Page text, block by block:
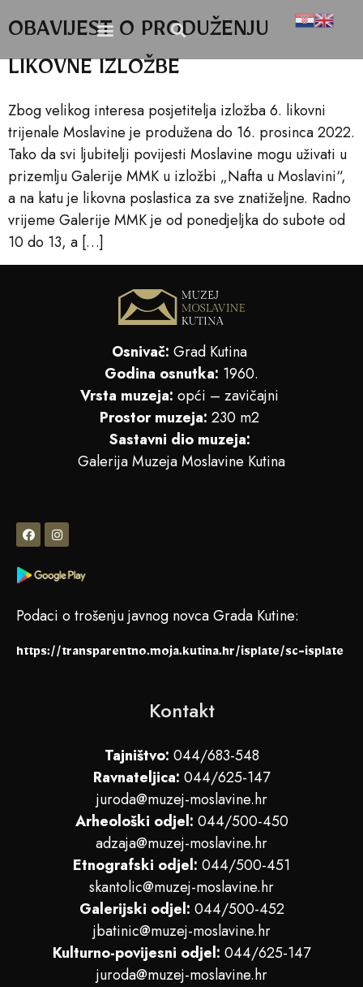
OBAVIJEST O PRODUŽENJU
LIKOVNE IZLOŽBE
Zbog velikog interesa posjetitelja izložba 6. likovni
trijenale Moslavine je produžena do 16. prosinca 2022.
Tako da svi ljubitelji povijesti Moslavine mogu uživati u
prizemlju Galerije MMK u izložbi „Nafta u Moslavini“,
a na katu je likovna poslastica za sve znatiželjne. Radno
vrijeme Galerije MMK je od ponedjeljka do subote od
10 do 13, a […]
Osnivač: Grad Kutina
Godina osnutka: 1960.
Vrsta muzeja: opći – zavičajni
Prostor muzeja: 230 m2
Sastavni dio muzeja:
Galerija Muzeja Moslavine Kutina
Podaci o trošenju javnog novca Grada Kutine:
https://transparentno.moja.kutina.hr/isplate/sc-isplate
Kontakt
Tajništvo: 044/683-548
Ravnateljica: 044/625-147
juroda@muzej-moslavine.hr
Arheološki odjel: 044/500-450
adzaja@muzej-moslavine.hr
Etnografski odjel: 044/500-451
skantolic@muzej-moslavine.hr
Galerijski odjel: 044/500-452
jbatinic@muzej-moslavine.hr
Kulturno-povijesni odjel: 044/625-147
juroda@muzej-moslavine.hr